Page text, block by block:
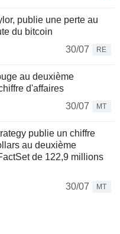
publie une perte au
du bitcoin
30/07
RE
au deuxième
d'affaires
30/07
MT
publie un chiffre
au deuxième
de 122,9 millions
30/07
MT